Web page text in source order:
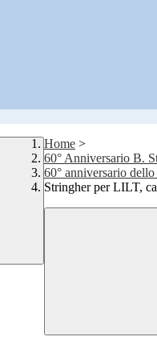
Home >
60° Anniversario B.
60° anniversario
Stringher per LILT,